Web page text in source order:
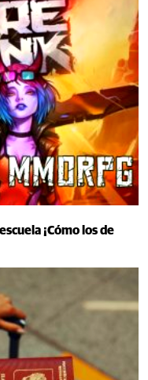
¡Cómo los de